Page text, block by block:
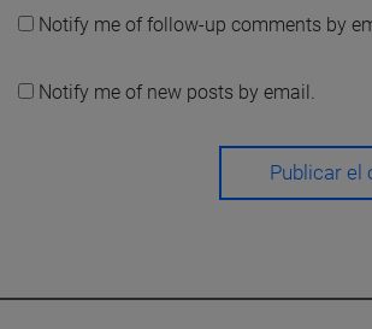
Notify me of follow-up comments by
Notify me of new posts by email.